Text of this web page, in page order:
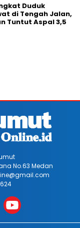
Duduk
di Tengah Jalan,
Tuntut Aspal 3,5
No.63 Medan